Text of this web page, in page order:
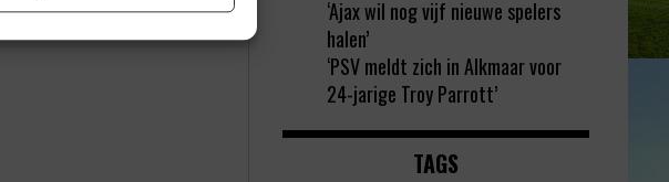
‘Ajax wil nog vijf nieuwe spelers
halen’
‘PSV meldt zich in Alkmaar voor
24-jarige Troy Parrott’
TAGS